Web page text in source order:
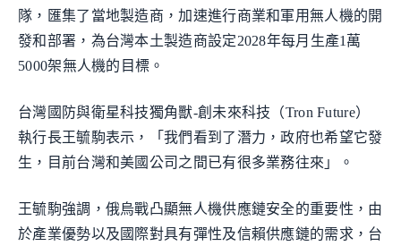
隊，匯集了當地製造商，加速進行商業和軍用無人機的開
發和部署，為台灣本土製造商設定2028年每月生產1萬
5000架無人機的目標。
台灣國防與衛星科技獨角獸-創未來科技（Tron Future）
執行長王毓駒表示，「我們看到了潛力，政府也希望它發
生，目前台灣和美國公司之間已有很多業務往來」。
王毓駒強調，俄烏戰凸顯無人機供應鏈安全的重要性，由
於產業優勢以及國際對具有彈性及信賴供應鏈的需求，台